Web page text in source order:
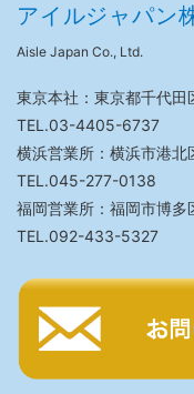
アイルジャパン
Aisle Japan Co., Ltd.
東京本社：東京都千代
TEL.03-4405-6737
横浜営業所：横浜市港
TEL.045-277-0138
福岡営業所：福岡市博
TEL.092-433-5327